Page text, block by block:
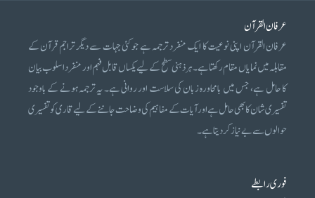
عرفان القرآن
عرفان القرآن اپنی نوعیت کا ایک منفرد ترجمہ ہے جو کئی جہات سے دیگر تراجم قرآن کے
مقابلہ میں نمایاں مقام رکھتا ہے۔ ہر ذہنی سطح کے لیے یکساں قابل فہم اور منفرد اسلوب بیان
کا حامل ہے، جس میں بامحاورہ زبان کی سلاست اور روانی ہے۔ یہ ترجمہ ہونے کے باوجود
تفسیری شان کا بھی حامل ہے اور آیات کے مفاہیم کی وضاحت جاننے کے لیے قاری کو تفسیری
حوالوں سے بے نیاز کر دیتا ہے۔
فوری رابطے